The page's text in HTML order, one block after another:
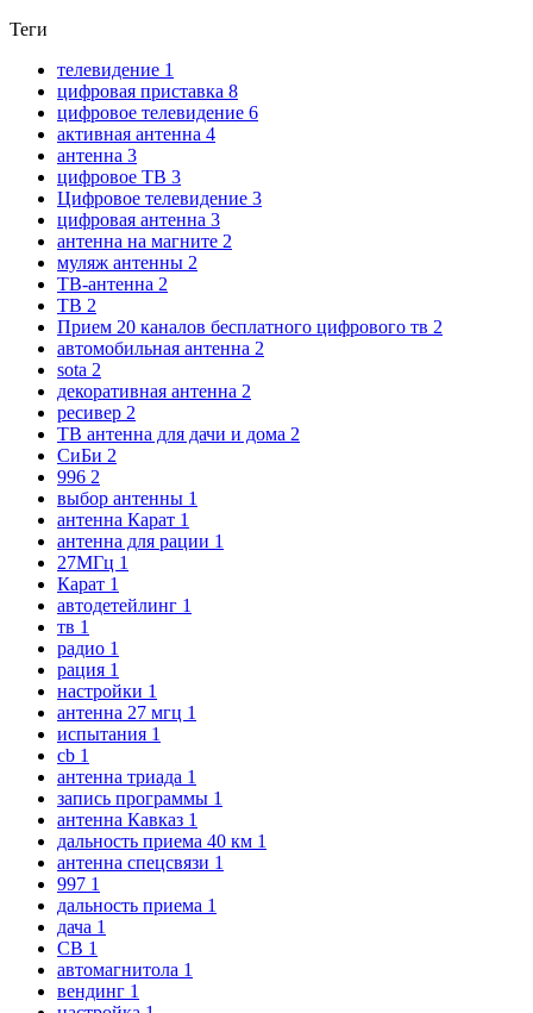
Теги
телевидение 1
цифровая приставка 8
цифровое телевидение 6
активная антенна 4
антенна 3
цифровое ТВ 3
Цифровое телевидение 3
цифровая антенна 3
антенна на магните 2
муляж антенны 2
ТВ-антенна 2
ТВ 2
Прием 20 каналов бесплатного цифрового тв 2
автомобильная антенна 2
sota 2
декоративная антенна 2
ресивер 2
ТВ антенна для дачи и дома 2
СиБи 2
996 2
выбор антенны 1
антенна Карат 1
антенна для рации 1
27МГц 1
Карат 1
автодетейлинг 1
тв 1
радио 1
рация 1
настройки 1
антенна 27 мгц 1
испытания 1
cb 1
антенна триада 1
запись программы 1
антенна Кавказ 1
дальность приема 40 км 1
антенна спецсвязи 1
997 1
дальность приема 1
дача 1
CB 1
автомагнитола 1
вендинг 1